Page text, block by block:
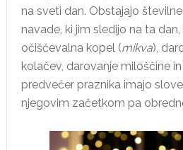
na sveti dan. Obstajajo
navade, ki jim sledijo na ta
očiščevalna kopel (mikva),
kolačev, darovanje miloščine
predvečer praznika imajo
njegovim začetkom pa